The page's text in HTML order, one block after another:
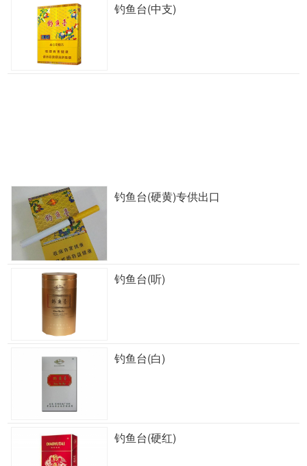
钓鱼台(中支)
钓鱼台(硬黄)专供出口
钓鱼台(听)
钓鱼台(白)
钓鱼台(硬红)